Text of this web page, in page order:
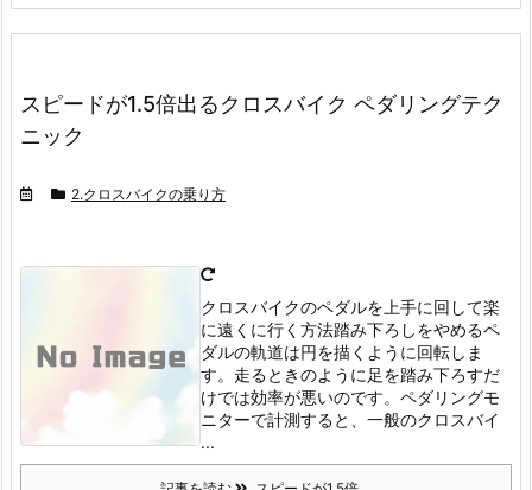
スピードが1.5倍出るクロスバイク ペダリングテク
ニック
2.クロスバイクの乗り方
クロスバイクのペダルを上手に回して楽
に遠くに行く方法踏み下ろしをやめるペ
ダルの軌道は円を描くように回転しま
す。 走るときのように足を踏み下ろすだ
けでは効率が悪いのです。 ペダリングモ
ニターで計測すると、一般のクロスバイ
...